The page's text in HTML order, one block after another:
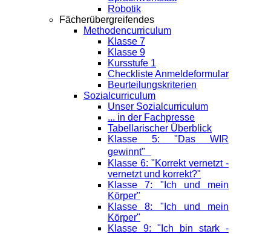
Robotik
Fächerübergreifendes
Methodencurriculum
Klasse 7
Klasse 9
Kursstufe 1
Checkliste Anmeldeformular
Beurteilungskriterien
Sozialcurriculum
Unser Sozialcurriculum
... in der Fachpresse
Tabellarischer Überblick
Klasse 5: "Das WIR
gewinnt"
Klasse 6: "Korrekt vernetzt -
vernetzt und korrekt?"
Klasse 7: "Ich und mein
Körper"
Klasse 8: "Ich und mein
Körper"
Klasse 9: "Ich bin stark -